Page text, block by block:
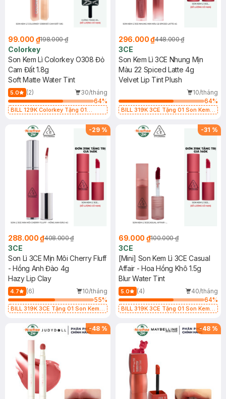
99.000 ₫198.000 ₫
Colorkey
Son Kem Lì Colorkey O308 Đỏ
Cam Đất 1.8g
Soft Matte Water Tint
5.0 (2)
30/tháng
64%
BILL 129K Colorkey Tặng 01
có hạn)
296.000 ₫448.000 ₫
3CE
Son Kem Lì 3CE Nhung Mịn
Màu 22 Spiced Latte 4g
Velvet Lip Tint Plush
10/tháng
64%
BILL 319K 3CE Tặng 01 Son Kem
1.5g (SL có hạn)
-29 %
288.000 ₫408.000 ₫
3CE
Son Lì 3CE Mịn Môi Cherry Fluff
- Hồng Anh Đào 4g
Hazy Lip Clay
4.7 (6)
10/tháng
55%
BILL 319K 3CE Tặng 01 Son Kem
1.5g (SL có hạn)
-31 %
69.000 ₫100.000 ₫
3CE
[Mini] Son Kem Lì 3CE Casual
Affair - Hoa Hồng Khô 1.5g
Blur Water Tint
5.0 (4)
40/tháng
64%
BILL 319K 3CE Tặng 01 Son Kem
1.5g (SL có hạn)
-48 % -48 %